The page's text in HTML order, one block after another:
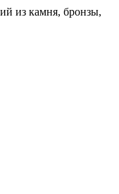
из камня, бронзы,